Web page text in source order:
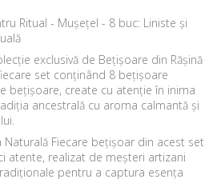
Ritual - Mușețel - 8 buc: Liniste și
exclusivă de Bețișoare din Rășină
set conținând 8 bețișoare
bețișoare, create cu atenție în inima
ancestrală cu aroma calmantă și
Naturală Fiecare bețișoar din acest set
atente, realizat de meșteri artizani
pentru a captura esența